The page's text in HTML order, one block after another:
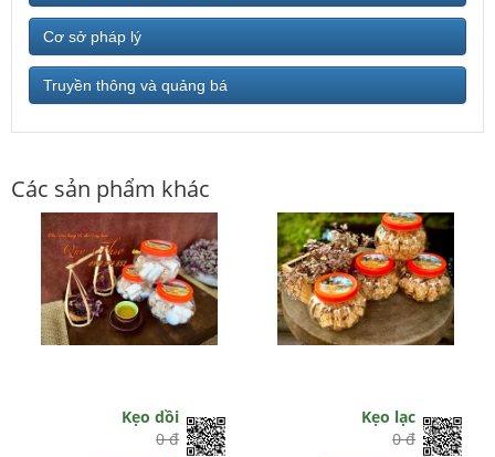
Cơ sở pháp lý
Truyền thông và quảng bá
Các sản phẩm khác
Kẹo dồi
0 đ
Kẹo lạc
0 đ